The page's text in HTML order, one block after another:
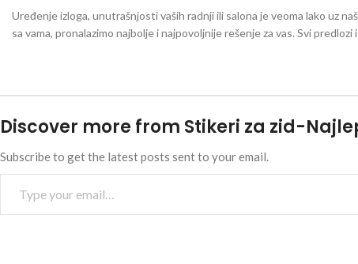
Uređenje izloga, unutrašnjosti vaših radnji ili salona je veoma lako uz
sa vama, pronalazimo najbolje i najpovoljnije rešenje za vas. Svi
Discover more from Stikeri za zid-
Subscribe to get the latest posts sent to your email.